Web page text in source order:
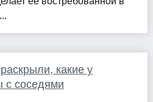
какие у
с соседями